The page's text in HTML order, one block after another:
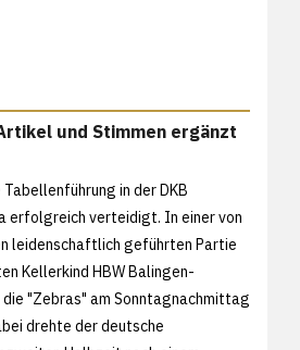
und Stimmen ergänzt
in der DKB
erfolgreich verteidigt. In einer von
leidenschaftlich geführten Partie
Kellerkind HBW Balingen-
"Zebras" am Sonntagnachmittag
drehte der deutsche